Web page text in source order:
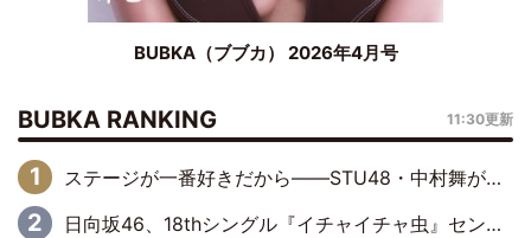
BUBKA（ブブカ） 2026年4月号
BUBKA RANKING 11:30更新
ステージが一番好きだから――STU48・中村舞が描く“これからの私”
日向坂46、18thシングル『イチャイチャ虫』センターは正源司陽子に決定& 佐藤優羽や平岡海月など、“ひなた坂46”からの選抜入りも注目！